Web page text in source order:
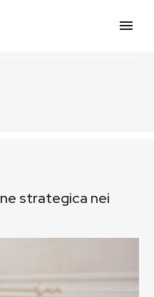
strategica nei